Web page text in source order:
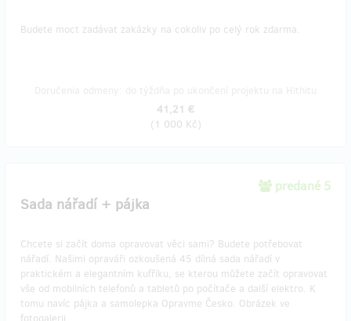
Budete moct zadávat zakázky na cokoliv po celý rok zdarma.
41,21 €
(1 000 Kč)
predané 5
Sada nářadí + pájka
Chcete si začít doma opravovat věci sami? Budete potřebovat
nářadí. Našimi opraváři ozkoušená 45 dílná sada nářadí v
praktickém a elegantním kufříku, se kterou můžete začít opravovat
vše od mobilních telefonů a tabletů po počítače a další elektro. K
tomu navíc pájka a samolepka Opravme Česko. Obrázek ve
fotogalerii.